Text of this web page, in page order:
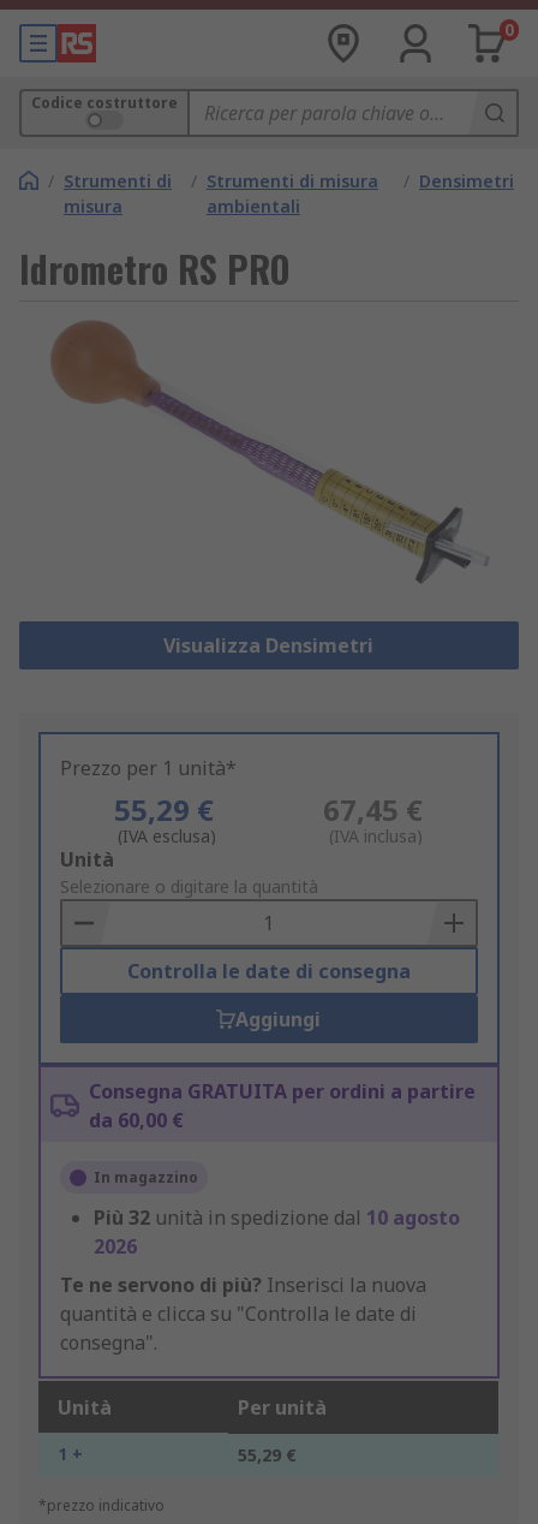
0
Codice costruttore
/ Strumenti di
misura
/ Strumenti di misura
ambientali
/ Densimetri
Idrometro RS PRO
Visualizza Densimetri
Prezzo per 1 unità*
55,29 €
(IVA esclusa)
67,45 €
(IVA inclusa)
Add
to
Basket
Unità
Selezionare o digitare la quantità
Controlla le date di consegna
Aggiungi
Consegna GRATUITA per ordini a partire
da 60,00 €
In magazzino
Più 32 unità in spedizione dal 10 agosto
2026
Te ne servono di più? Inserisci la nuova
quantità e clicca su "Controlla le date di
consegna".
Unità Per unità
1 + 55,29 €
*prezzo indicativo